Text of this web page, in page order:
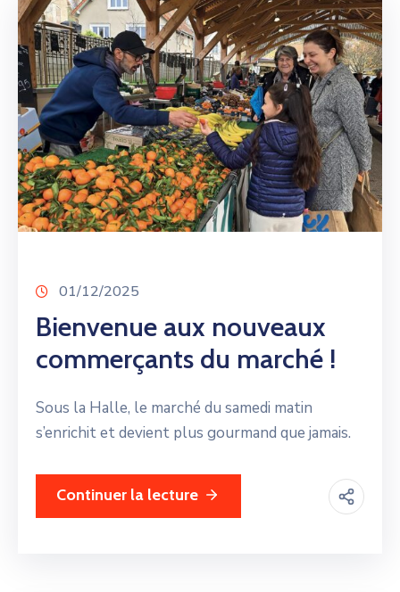
01/12/2025
Bienvenue aux nouveaux
commerçants du marché !
Sous la Halle, le marché du samedi matin
s’enrichit et devient plus gourmand que jamais.
Continuer la lecture